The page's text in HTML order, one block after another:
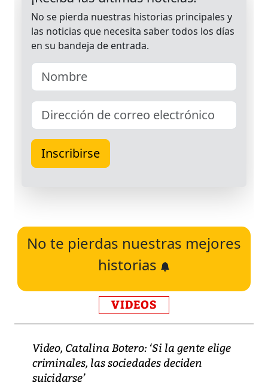
No te pierdas nuestras mejores
historias
VIDEOS
Video, Catalina Botero: ‘Si la gente elige
criminales, las sociedades deciden
suicidarse’